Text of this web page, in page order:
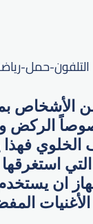
الأشخاص
الركض
الخلوي
ان